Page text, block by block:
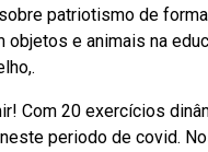
patriotismo de
objetos e animais na
Com 20 exercícios
periodo de covid.